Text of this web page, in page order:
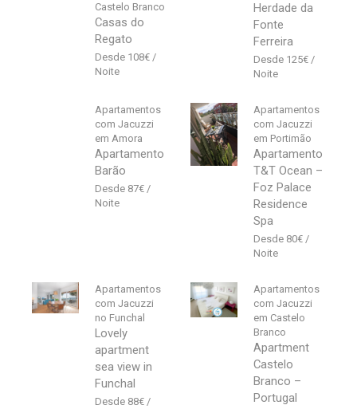
Castelo Branco
Casas do
Regato
108€
Herdade da
Fonte
Ferreira
125€
Apartamentos
com Jacuzzi
em Amora
Apartamento
Barão
87€
Apartamentos
com Jacuzzi
em Portimão
Apartamento
T&T Ocean –
Foz Palace
Residence
Spa
80€
Apartamentos
com Jacuzzi
no Funchal
Lovely
apartment
sea view in
Funchal
88€
Apartamentos
com Jacuzzi
em Castelo
Branco
Apartment
Castelo
Branco –
Portugal